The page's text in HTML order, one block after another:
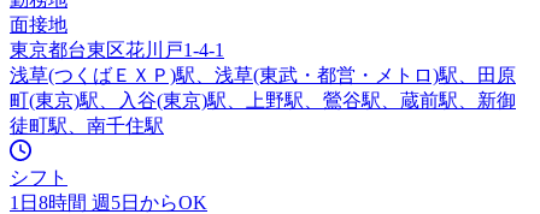
面接地
東京都台東区花川戸1-4-1
浅草(つくばＥＸＰ)駅、浅草(東武・都営・メトロ)駅、田原
町(東京)駅、入谷(東京)駅、上野駅、鶯谷駅、蔵前駅、新御
徒町駅、南千住駅
シフト
1日8時間 週5日からOK